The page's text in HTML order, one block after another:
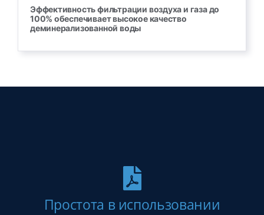
Эффективность фильтрации воздуха и газа до
100% обеспечивает высокое качество
деминерализованной воды
Простота в использовании